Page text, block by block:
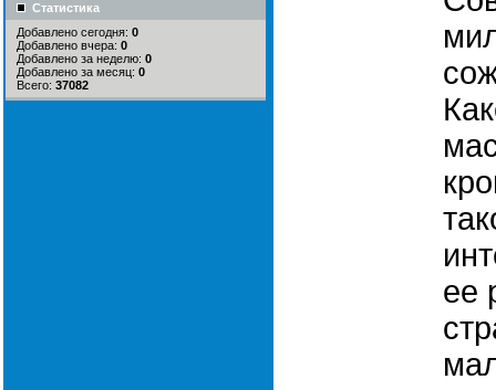
Статистика
Добавлено сегодня: 0
Добавлено вчера: 0
Добавлено за неделю: 0
Добавлено за месяц: 0
Всего: 37082
ее